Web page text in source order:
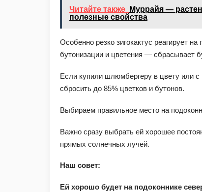
Читайте также
Муррайя —
полезные свойства
Особенно резко зигокактус реагирует
бутонизации и цветения — сбрасывает
Если купили шлюмбергеру в цвету или
сбросить до 85% цветков и бутонов.
Выбираем правильное место на
Важно сразу выбрать ей хорошее
прямых солнечных лучей.
Наш совет:
Ей хорошо будет на подоконнике